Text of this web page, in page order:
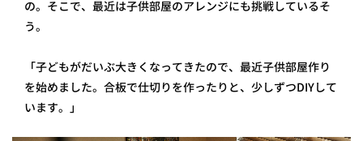
の。そこで、最近は子供部屋のアレンジにも挑戦しているそ
う。
「子どもがだいぶ大きくなってきたので、最近子供部屋作り
を始めました。合板で仕切りを作ったりと、少しずつDIYして
います。」